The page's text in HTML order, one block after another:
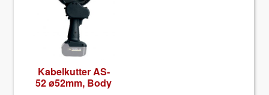
Kabelkut­ter AS-
52 ø52mm, Body